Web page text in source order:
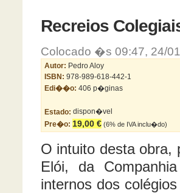
Recreios
Colocado �s 09:47, 24/
Autor: Pedro Aloy
ISBN: 978-989-618-442-1
Edi��o: 406 p�ginas
Estado: dispon�vel
Pre�o: 19,00 € (6% de IVA inclu�do)
O intuito desta obra,
Elói, da
internos dos